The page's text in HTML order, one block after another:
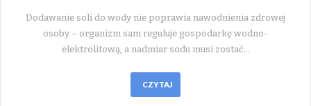
Dodawanie soli do wody nie poprawia nawodnienia zdrowej
osoby – organizm sam reguluje gospodarkę wodno-
elektrolitową, a nadmiar sodu musi zostać…
CZYTAJ